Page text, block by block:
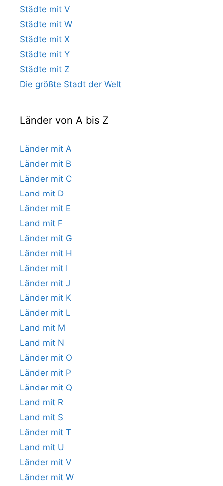
Städte mit V
Städte mit W
Städte mit X
Städte mit Y
Städte mit Z
Die größte Stadt der Welt
Länder von A bis Z
Länder mit A
Länder mit B
Länder mit C
Land mit D
Länder mit E
Land mit F
Länder mit G
Länder mit H
Länder mit I
Länder mit J
Länder mit K
Länder mit L
Land mit M
Land mit N
Länder mit O
Länder mit P
Länder mit Q
Land mit R
Land mit S
Länder mit T
Land mit U
Länder mit V
Länder mit W